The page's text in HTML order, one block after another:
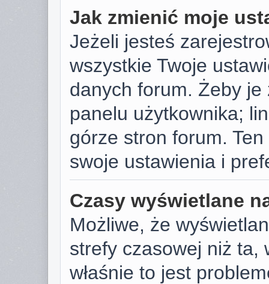
Jak zmienić moje
Jeżeli jesteś
wszystkie Twoje
danych forum. Żeby
panelu użytkownika;
górze stron forum.
swoje ustawienia i
Czasy wyświetlane
Możliwe, że
strefy czasowej niż ta,
właśnie to jest